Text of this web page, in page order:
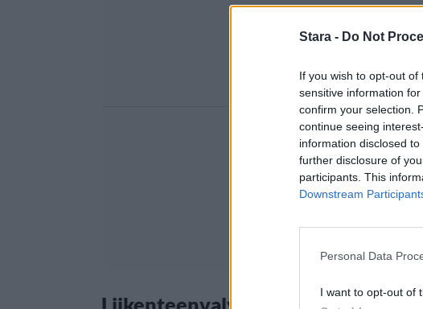
Stara - Do Not
If you wish to opt-out
sensitive information
confirm your selection.
continue seeing
information disclosed
further disclosure of
participants. This
Downstream
Personal Data
I want to opt-out of
Liikenteenvalvontaa usean